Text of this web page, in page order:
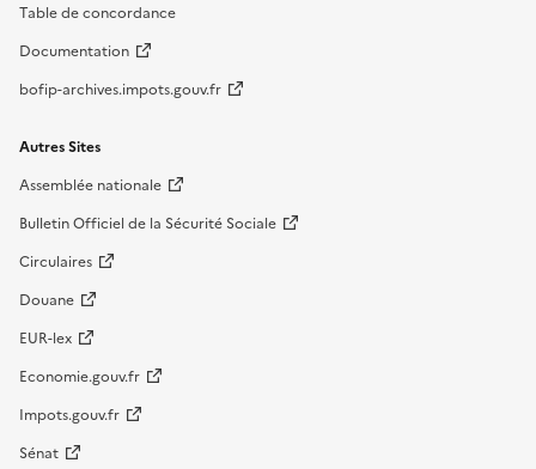
Table de concordance
Documentation
bofip-archives.impots.gouv.fr
Autres Sites
Assemblée nationale
Bulletin Officiel de la Sécurité Sociale
Circulaires
Douane
EUR-lex
Economie.gouv.fr
Impots.gouv.fr
Sénat